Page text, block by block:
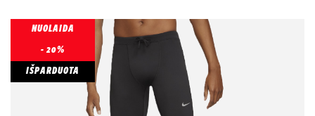
NUOLAIDA
- 20%
IŠPARDUOTA